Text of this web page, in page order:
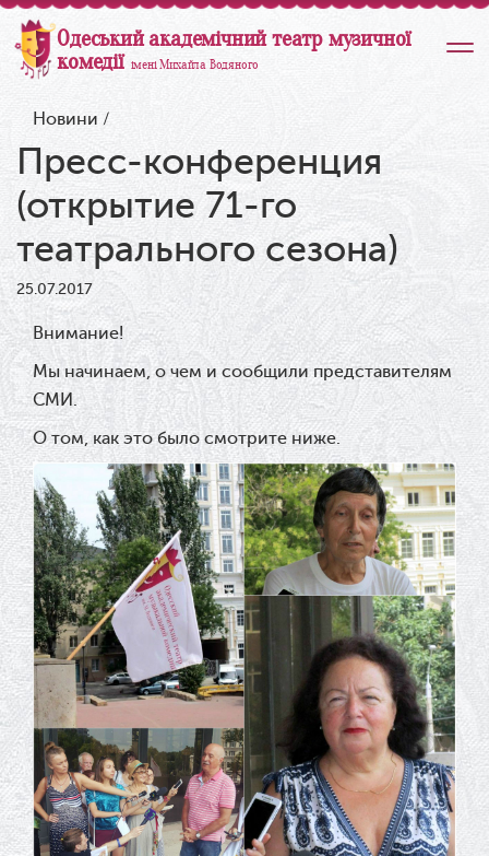
Одеський академічний театр музичної
комедії імені Михайла Водяного
Новини /
Пресс-конференция
(открытие 71-го
театрального сезона)
25.07.2017
Внимание!
Мы начинаем, о чем и сообщили представителям
СМИ.
О том, как это было смотрите ниже.